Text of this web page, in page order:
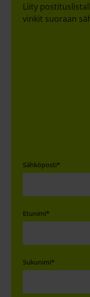
Liity
vinkit suoraan
Sähköposti*
Etunimi*
Sukunimi*